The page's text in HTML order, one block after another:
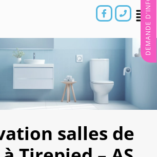
salles de